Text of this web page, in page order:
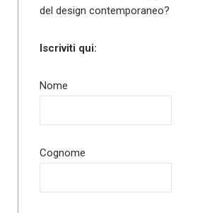
del design contemporaneo?
Iscriviti qui:
Nome
Cognome